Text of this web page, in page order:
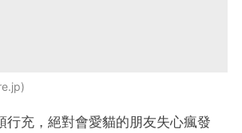
行充，絕對會愛貓的朋友失心瘋發